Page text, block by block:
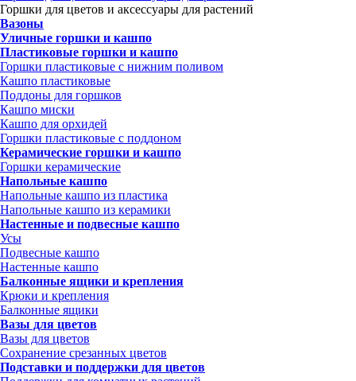
Горшки для цветов и аксессуары для растений
Вазоны
Уличные горшки и кашпо
Пластиковые горшки и кашпо
Горшки пластиковые с нижним поливом
Кашпо пластиковые
Поддоны для горшков
Кашпо миски
Кашпо для орхидей
Горшки пластиковые с поддоном
Керамические горшки и кашпо
Горшки керамические
Напольные кашпо
Напольные кашпо из пластика
Напольные кашпо из керамики
Настенные и подвесные кашпо
Усы
Подвесные кашпо
Настенные кашпо
Балконные ящики и крепления
Крюки и крепления
Балконные ящики
Вазы для цветов
Вазы для цветов
Сохранение срезанных цветов
Подставки и поддержки для цветов